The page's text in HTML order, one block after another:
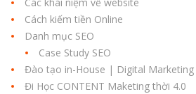
Các khái niệm về website
Cách kiếm tiền Online
Danh mục SEO
Case Study SEO
Đào tạo in-House | Digital
Đi Học CONTENT Maketing thời 4.0